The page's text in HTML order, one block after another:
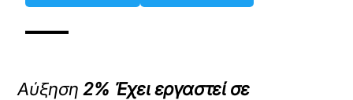
Αύξηση2% Έχει εργαστεί σε